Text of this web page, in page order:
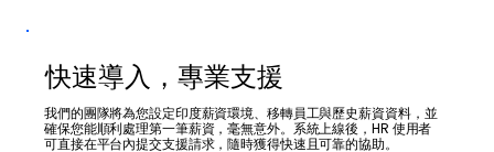
快速導入，專業支援
我們的團隊將為您設定印度薪資環境、移轉員工與歷史薪資資料，並
確保您能順利處理第一筆薪資，毫無意外。系統上線後，HR 使用者
可直接在平台內提交支援請求，隨時獲得快速且可靠的協助。